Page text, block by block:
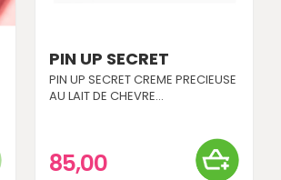
PIN UP SECRET
PIN UP SECRET CREME PRECIEUSE
AU LAIT DE CHEVRE...
85,00